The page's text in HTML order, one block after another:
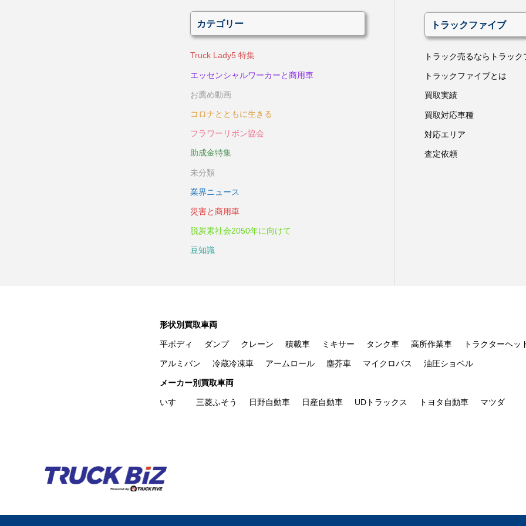
カテゴリー
Truck Lady5 特集
エッセンシャルワーカーと商用車
お薦め動画
コロナとともに生きる
フラワーリボン協会
助成金特集
未分類
業界ニュース
災害と商用車
脱炭素社会2050年に向けて
豆知識
トラックファイブ
トラック売るならトラック
トラックファイブとは
買取実績
買取対応車種
対応エリア
査定依頼
形状別買取車両
平ボディ ダンプ クレーン 積載車 ミキサー タンク車 高所作業車 トラクターヘッ
アルミバン 冷蔵冷凍車 アームロール 塵芥車 マイクロバス 油圧ショベル
メーカー別買取車両
いすゞ 三菱ふそう 日野自動車 日産自動車 UDトラックス トヨタ自動車 マツダ